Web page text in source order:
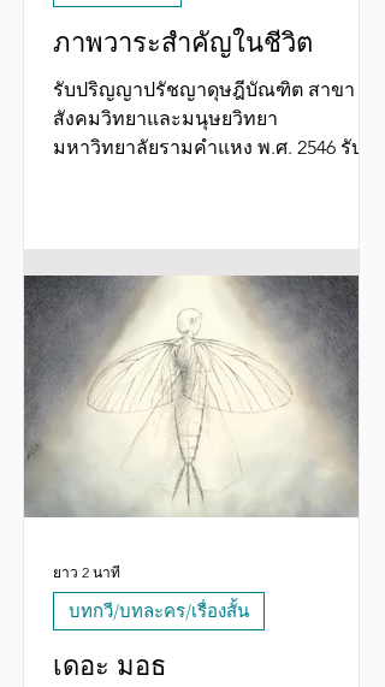
ภาพวาระสำคัญในชีวิต
รับปริญญาปรัชญาดุษฎีบัณฑิต สาขา
สังคมวิทยาและมนุษยวิทยา
มหาวิทยาลัยรามคำแหง พ.ศ. 2546 รับ
เดอะ มอธ
บทกวี/บทละคร/เรื่องสั้น
ยาว 2 นาที